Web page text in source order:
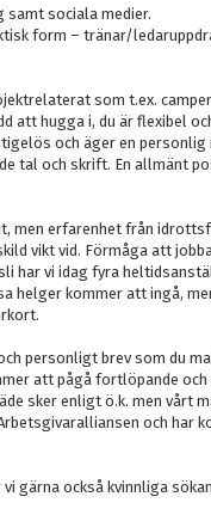
samt sociala medier.
form – tränar/
som t.ex.
att hugga i, du är flexibel
och äger en personlig
tal och skrift. En allmänt
men erfarenhet från
vikt vid. Förmåga att
har vi idag fyra
helger kommer att ingå,
personligt brev som du
att pågå fortlöpande
sker enligt ö.k. men vårt
och har
gärna också kvinnliga